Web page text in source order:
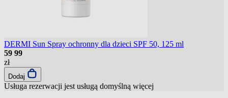
DERMI Sun Spray ochronny dla dzieci SPF 50, 125 ml
59 99
zł
Dodaj
Usługa rezerwacji jest usługą domyślną więcej